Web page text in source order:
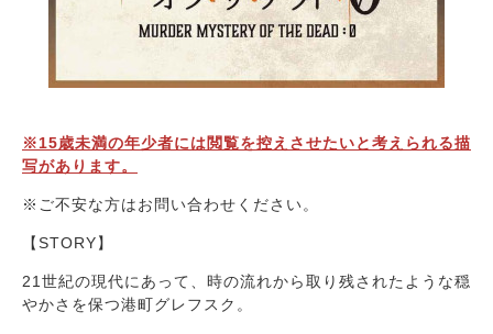
※15歳未満の年少者には閲覧を控えさせたいと考えられる描
写があります。
※ご不安な方はお問い合わせください。
【STORY】
21世紀の現代にあって、時の流れから取り残されたような穏
やかさを保つ港町グレフスク。